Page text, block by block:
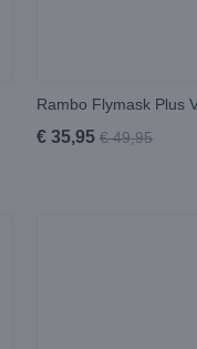
Rambo Flymask Plus
€ 35,95 € 49,95